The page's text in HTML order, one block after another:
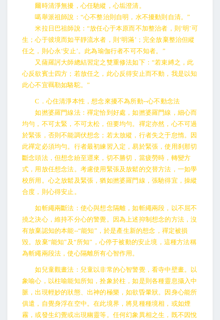
爾時清淨無擾，心任馳縱，心垢澄清。
噶舉派祖師說：“心不整治則自明，水不擾動則自清。”
米拉日巴祖師說：“放任心于本原而不加整治者，則‘明’可
生；心于彼境而如平靜流水者，則‘明滿’；完全放棄整治但縱
任之，則心永‘安止’。此為瑜伽行者不可不知者。”
又薩羅訶大師總結習定之雙重修法如下：“若束縛之，此
心反欲賓士四方；若放任之，此心反得安止而不動，我是以知
此心不宜羈勒如駱駝。”
C．心住清淨本性，想念來擾不為所動--心不動念法
如撚婆羅門線法：禪定恰到好處，如撚婆羅門線，細心而
均勻，不可太緊，不可太松，但要均勻。禪定亦然，心不可過
於緊張，否則不能調伏想念；若太放縱，行者失之于怠惰。因
此禪定必須均勻。行者最初練習入定，易於緊張，使用刹那切
斷念頭法，但想念紛至遝來，切不勝切，當疲勞時，轉變方
式，用放任想念法。考慮使用緊張及放鬆的交替方法，一如學
校所用。心之放鬆及緊張，猶如撚婆羅門線，張馳得宜，操縱
合度，則心得安止。
如斬繩兩斷法：使心與想念隔離，如斬繩兩段，以不屈不
撓之決心，維持不分心的警覺。因為上述抑制想念的方法，沒
有放棄認知的本能--“能知”，於是產生新的想念，禪定被損
毀。放棄“能知”及“所知”，心停于被動的安止境，這種方法稱
為斬繩兩段法，使心隔離所有心智作用。
如兒童觀畫法：兒童以非常的心智警覺，看寺中壁畫。以
象喻心，以柱喻能知所知，拴象於柱，如是則各種靈息攝入中
脈，出現輕妙的狀態、出神的極樂，如欲昏暈狀。因身心能所
俱遣，自覺身浮在空中。在此境界，將見種種境相，或如煙
霧，或發生幻覺或出現幽靈等。任何幻象異相之生，既不因悅